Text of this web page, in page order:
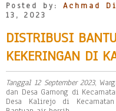
Posted by:Achmad
13, 2023
DISTRIBUSI
KEKERINGAN DI
Tanggal 12 September 2023,
dan Desa Gamong di
Desa Kalirejo di Kecamatan